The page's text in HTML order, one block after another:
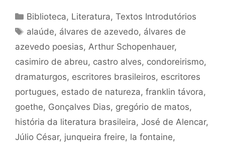
Categorias
Biblioteca, Literatura,Textos Introdutórios
Tags
alaúde, álvares de azevedo, álvares de
azevedo poesias, Arthur Schopenhauer,
casimiro de abreu, castro alves, condoreirismo,
dramaturgos, escritores brasileiros, escritores
portugues, estado de natureza, franklin távora,
goethe, Gonçalves Dias, gregório de matos,
história da literatura brasileira, José de Alencar,
Júlio César, junqueira freire, la fontaine,